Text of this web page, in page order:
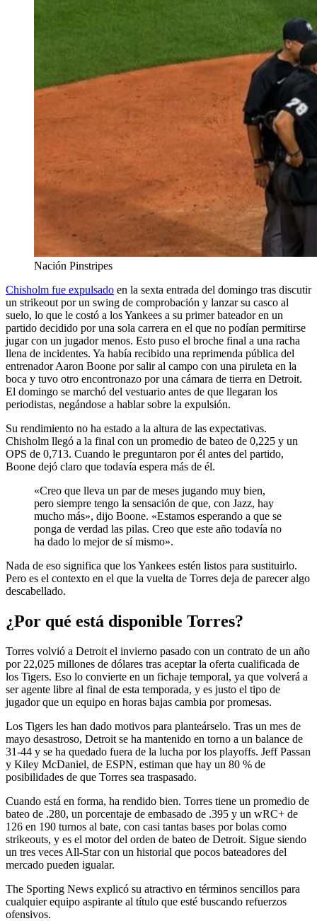
Nación Pinstripes
Chisholm fue expulsado en la sexta entrada del domingo tras discutir
un strikeout por un swing de comprobación y lanzar su casco al
suelo, lo que le costó a los Yankees a su primer bateador en un
partido decidido por una sola carrera en el que no podían permitirse
jugar con un jugador menos. Esto puso el broche final a una racha
llena de incidentes. Ya había recibido una reprimenda pública del
entrenador Aaron Boone por salir al campo con una piruleta en la
boca y tuvo otro encontronazo por una cámara de tierra en Detroit.
El domingo se marchó del vestuario antes de que llegaran los
periodistas, negándose a hablar sobre la expulsión.
Su rendimiento no ha estado a la altura de las expectativas.
Chisholm llegó a la final con un promedio de bateo de 0,225 y un
OPS de 0,713. Cuando le preguntaron por él antes del partido,
Boone dejó claro que todavía espera más de él.
«Creo que lleva un par de meses jugando muy bien,
pero siempre tengo la sensación de que, con Jazz, hay
mucho más», dijo Boone. «Estamos esperando a que se
ponga de verdad las pilas. Creo que este año todavía no
ha dado lo mejor de sí mismo».
Nada de eso significa que los Yankees estén listos para sustituirlo.
Pero es el contexto en el que la vuelta de Torres deja de parecer algo
descabellado.
¿Por qué está disponible Torres?
Torres volvió a Detroit el invierno pasado con un contrato de un año
por 22,025 millones de dólares tras aceptar la oferta cualificada de
los Tigers. Eso lo convierte en un fichaje temporal, ya que volverá a
ser agente libre al final de esta temporada, y es justo el tipo de
jugador que un equipo en horas bajas cambia por promesas.
Los Tigers les han dado motivos para planteárselo. Tras un mes de
mayo desastroso, Detroit se ha mantenido en torno a un balance de
31-44 y se ha quedado fuera de la lucha por los playoffs. Jeff Passan
y Kiley McDaniel, de ESPN, estiman que hay un 80 % de
posibilidades de que Torres sea traspasado.
Cuando está en forma, ha rendido bien. Torres tiene un promedio de
bateo de .280, un porcentaje de embasado de .395 y un wRC+ de
126 en 190 turnos al bate, con casi tantas bases por bolas como
strikeouts, y es el motor del orden de bateo de Detroit. Sigue siendo
un tres veces All-Star con un historial que pocos bateadores del
mercado pueden igualar.
The Sporting News explicó su atractivo en términos sencillos para
cualquier equipo aspirante al título que esté buscando refuerzos
ofensivos.